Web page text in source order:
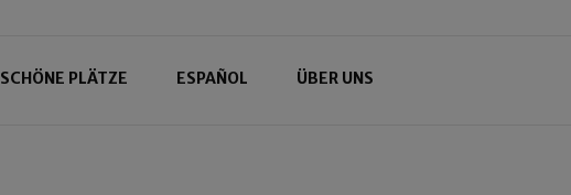
SCHÖNE PLÄTZE ESPAÑOL ÜBER UNS